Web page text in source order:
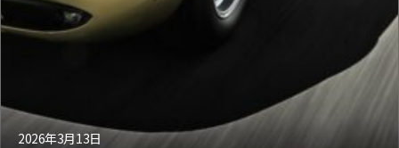
2026年3月13日